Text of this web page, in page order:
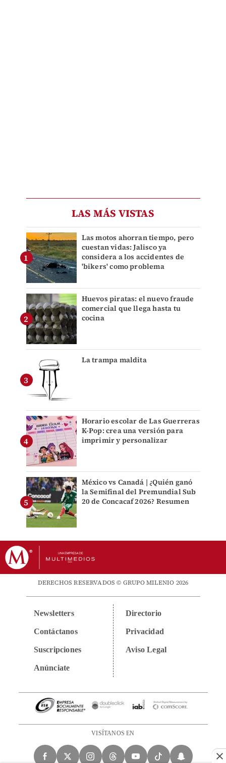
LAS MÁS VISTAS
Las motos ahorran tiempo, pero
cuestan vidas: Jalisco ya
considera a los accidentes de
'bikers' como problema
Huevos piratas: el nuevo fraude
comercial que llega hasta tu
cocina
La trampa maldita
Horario escolar de Las Guerreras
K-Pop: crea una versión para
imprimir y personalizar
México vs Canadá | ¿Quién ganó
la Semifinal del Premundial Sub
20 de Concacaf 2026? Resumen
DERECHOS RESERVADOS © GRUPO MILENIO 2026
Newsletters
Contáctanos
Suscripciones
Anúnciate
Directorio
Privacidad
Aviso Legal
VISÍTANOS EN